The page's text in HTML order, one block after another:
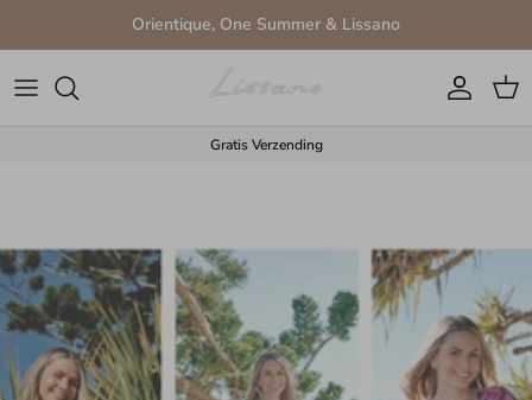
Orientique, One Summer & Lissano
Account
Gratis Verzending